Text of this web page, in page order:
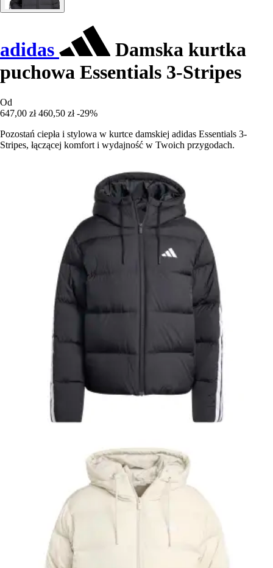
adidas
Damska kurtka
puchowa Essentials 3-Stripes
Od
647,00 zł 460,50 zł -29%
Pozostań ciepła i stylowa w kurtce damskiej adidas Essentials 3-
Stripes, łączącej komfort i wydajność w Twoich przygodach.